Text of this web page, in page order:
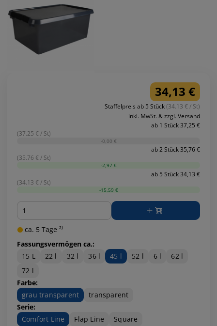
34,13 €
Staffelpreis ab 5 Stück(34.13 € / St)
inkl. MwSt. & zzgl. Versand
ab 1 Stück 37,25 €
(37.25 € / St)
-0,00 €
ab 2 Stück 35,76 €
(35.76 € / St)
-2,97 €
ab 5 Stück 34,13 €
(34.13 € / St)
-15,59 €
Menge
ca. 5 Tage ²⁾
Fassungsvermögen ca.:
15 L
22 l 32 l 36 l 45 l 52 l 6 l
62 l
72 l
Farbe:
grau transparent
transparent
Serie:
Comfort Line
Flap Line
Square